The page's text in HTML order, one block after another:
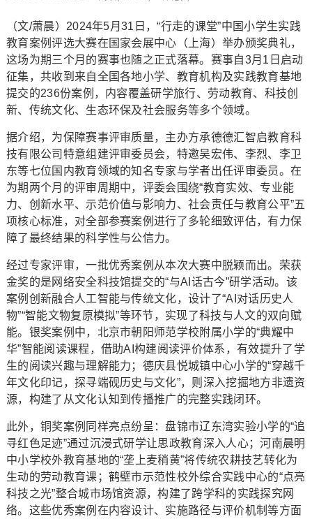
（文/萧晨）2024年5月31日，“行走的课堂”中国小学生实践
教育案例评选大赛在国家会展中心（上海）举办颁奖典礼，
这场为期三个月的赛事也随之正式落幕。赛事自3月1日启动
征集，共收到来自全国各地小学、教育机构及实践教育基地
提交的236份案例，内容覆盖研学旅行、劳动教育、科技创
新、传统文化、生态环保及社会服务等多个领域。
据介绍，为保障赛事评审质量，主办方承德德汇智启教育科
技有限公司特意组建评审委员会，特邀吴宏伟、李烈、李卫
东等七位国内教育领域的知名专家与学者出任评审委员。在
为期两个月的评审周期中，评委会围绕“教育实效、专业能
力、创新水平、示范价值与影响力、社会责任与教育公平”五
项核心标准，对全部参赛案例进行了多轮细致评估，有力保
障了最终结果的科学性与公信力。
经过专家评审，一批优秀案例从本次大赛中脱颖而出。荣获
金奖的是网络安全科技馆提交的“与AI话古今”研学活动。该
案例创新融合人工智能与传统文化，设计了“AI对话历史人
物”“智能文物复原模拟”等环节，实现了科技与人文的双向赋
能。银奖案例中，北京市朝阳师范学校附属小学的“典耀中
华”智能阅读课程，借助AI构建阅读评价体系，有效提升了学
生的阅读兴趣与理解能力；德庆县悦城镇中心小学的“穿越千
年文化印记，探寻端砚历史与文化”，则深入挖掘地方非遗资
源，构建了从文化认知到传播推广的完整实践闭环。
此外，铜奖案例同样亮点纷呈：盘锦市辽东湾实验小学的“追
寻红色足迹”通过沉浸式研学让思政教育深入人心；河南晨明
中小学校外教育基地的“垄上麦稍黄”将传统农耕技艺转化为
生动的劳动教育课；鹤壁市示范性校外综合实践中心的“点亮
科技之光”整合城市场馆资源，构建了跨学科的实践探究网
络。这些优秀案例在内容设计、实施路径与评价机制等方面